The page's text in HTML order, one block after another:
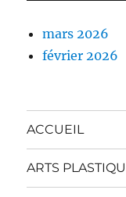
mars 2026
février 2026
ACCUEIL
ARTS